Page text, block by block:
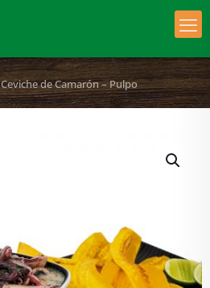
Ceviche de Camarón – Pulpo